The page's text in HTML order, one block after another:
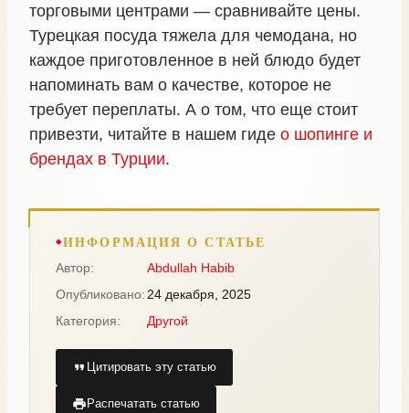
торговыми центрами — сравнивайте цены.
Турецкая посуда тяжела для чемодана, но
каждое приготовленное в ней блюдо будет
напоминать вам о качестве, которое не
требует переплаты. А о том, что еще стоит
привезти, читайте в нашем гиде о шопинге и
брендах в Турции.
ИНФОРМАЦИЯ О СТАТЬЕ
Автор:
Abdullah Habib
Опубликовано: 24 декабря, 2025
Категория:
Другой
Цитировать эту статью
Распечатать статью